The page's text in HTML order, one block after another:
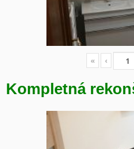
« ‹
Kompletná